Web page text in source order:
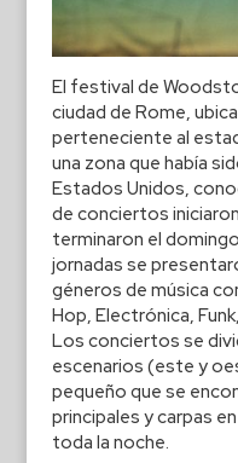
El festival de
ciudad de Rome,
perteneciente al
una zona que había
Estados Unidos,
de conciertos
terminaron el
jornadas se
géneros de música
Hop, Electrónica,
Los conciertos se
escenarios (este y
pequeño que se
principales y carpas
toda la noche.